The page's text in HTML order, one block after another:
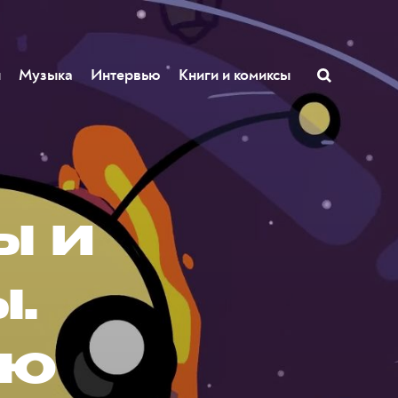
Музыка Интервью Книги и комиксы
и